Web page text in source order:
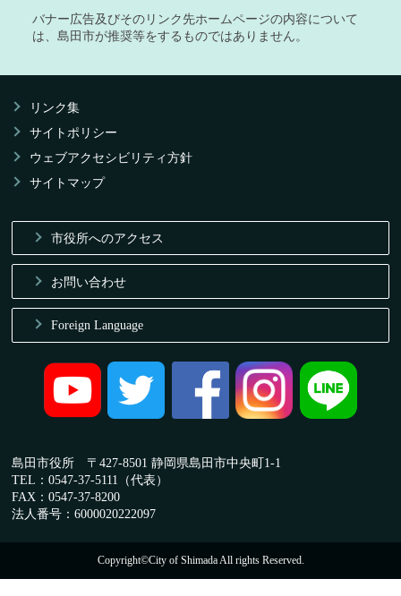
バナー広告及びそのリンク先ホームページの内容について
は、島田市が推奨等をするものではありません。
リンク集
サイトポリシー
ウェブアクセシビリティ方針
サイトマップ
市役所へのアクセス
お問い合わせ
Foreign Language
島田市役所 〒427-8501 静岡県島田市中央町1-1
TEL：0547-37-5111（代表）
FAX：0547-37-8200
法人番号：6000020222097
Copyright©City of Shimada All rights Reserved.